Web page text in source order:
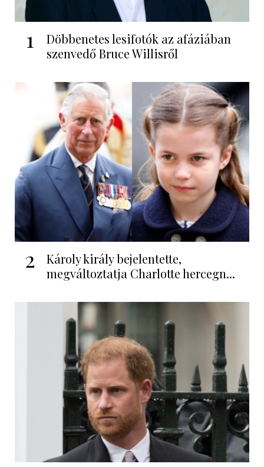
1
Döbbenetes lesifotók az afáziában
szenvedő Bruce Willisről
2
Károly király bejelentette,
megváltoztatja Charlotte hercegn...